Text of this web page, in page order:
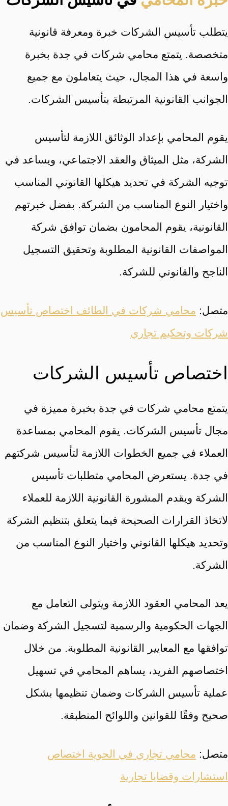
يتطلب تأسيس الشركات خبرة ومعرفة قانونية
متخصصة. يتمتع محامي شركات في جدة بخبرة
واسعة في هذا المجال، حيث يتعاملون مع جميع
الجوانب القانونية المرتبطة بتأسيس الشركات.
يقوم المحامي بإعداد الوثائق اللازمة لتأسيس
الشركة، مثل الميثاق والعقد الاجتماعي، ويساعد في
توجيه الشركة في تحديد هيكلها القانوني المناسب
واختيار النوع المناسب من الشركة. بفضل خبرتهم
القانونية، يقوم المحامون بضمان توافق شركة
المواصفات القانونية المطلوبة وتحقيق التسجيل
الناجح والقانوني للشركة.
متصل: محامي شركات في الطائف اختصاص تأسيس
شركات وتحكيم تجاري
اختصاص تأسيس الشركات
يتمتع محامي شركات في جدة بخبرة مميزة في
مجال تأسيس الشركات. يقوم المحامي بمساعدة
العملاء في جميع الخطوات اللازمة لتأسيس شركتهم
في جدة. يستعرض المحامي متطلبات تأسيس
الشركة ويقدم المشورة القانونية اللازمة للعملاء
لاتخاذ القرارات الصحيحة فيما يتعلق بتنظيم الشركة
وتحديد هيكلها القانوني واختيار النوع المناسب من
الشركة.
يعد المحامي العقود اللازمة ويتولى التعامل مع
الجهات الحكومية والرسمية لتسجيل الشركة وضمان
توافقها مع المعايير القانونية المطلوبة. من خلال
اختصاصهم الفريد، يساهم المحامي في تسهيل
عملية تأسيس الشركات وضمان تنظيمها بشكل
صحيح وفقًا للقوانين واللوائح المنطبقة.
متصل: محامي تجاري في الحوية اختصاص
استشارات وقضايا تجارية